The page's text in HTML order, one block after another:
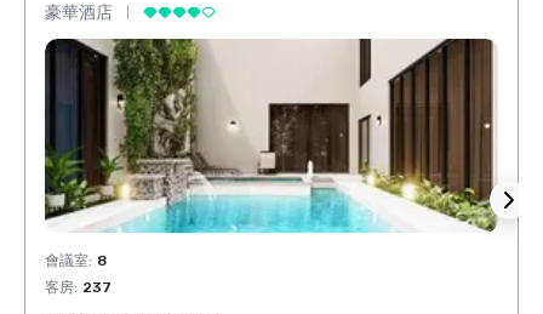
豪華酒店
會議室: 8
客房: 237